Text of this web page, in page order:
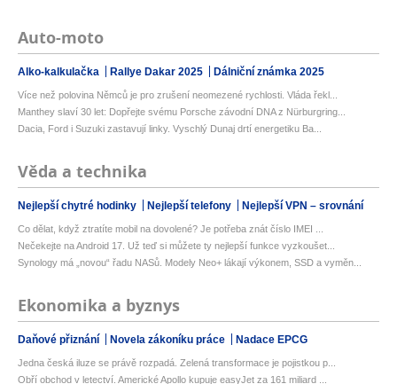
Auto-moto
Alko-kalkulačka Rallye Dakar 2025 Dálniční známka 2025
Více než polovina Němců je pro zrušení neomezené rychlosti. Vláda řekl...
Manthey slaví 30 let: Dopřejte svému Porsche závodní DNA z Nürburgring...
Dacia, Ford i Suzuki zastavují linky. Vyschlý Dunaj drtí energetiku Ba...
Věda a technika
Nejlepší chytré hodinky Nejlepší telefony Nejlepší VPN – srovnání
Co dělat, když ztratíte mobil na dovolené? Je potřeba znát číslo IMEI ...
Nečekejte na Android 17. Už teď si můžete ty nejlepší funkce vyzkoušet...
Synology má „novou“ řadu NASů. Modely Neo+ lákají výkonem, SSD a vyměn...
Ekonomika a byznys
Daňové přiznání Novela zákoníku práce Nadace EPCG
Jedna česká iluze se právě rozpadá. Zelená transformace je pojistkou p...
Obří obchod v letectví. Americké Apollo kupuje easyJet za 161 miliard ...